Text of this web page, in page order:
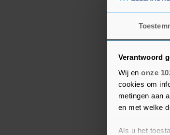
Verantwoord
Wij en onze
cookies om
metingen aan
en met welke
Als u het